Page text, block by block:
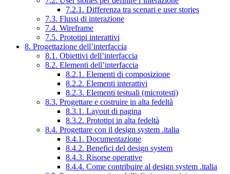
7.2.1. Differenza tra scenari e user stories
7.3. Flussi di interazione
7.4. Wireframe
7.5. Prototipi interattivi
8. Progettazione dell’interfaccia
8.1. Obiettivi dell’interfaccia
8.2. Elementi dell’interfaccia
8.2.1. Elementi di composizione
8.2.2. Elementi interattivi
8.2.3. Elementi testuali (microtesti)
8.3. Progettare e costruire in alta fedeltà
8.3.1. Layout di pagina
8.3.2. Prototipi in alta fedeltà
8.4. Progettare con il design system .italia
8.4.1. Documentazione
8.4.2. Benefici del design system
8.4.3. Risorse operative
8.4.4. Come contribuire al design system .italia